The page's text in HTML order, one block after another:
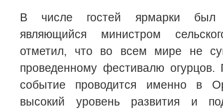
В числе гостей ярмарки был
являющийся министром
отметил, что во всем мире не
проведенному фестивалю огурцов.
событие проводится именно в
высокий уровень развития и